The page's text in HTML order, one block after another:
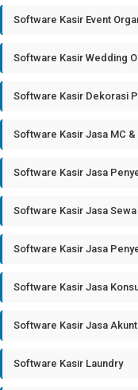
Software Kasir Event
Software Kasir Wedding
Software Kasir Dekorasi
Software Kasir Jasa MC
Software Kasir Jasa
Software Kasir Jasa
Software Kasir Jasa
Software Kasir Jasa
Software Kasir Jasa
Software Kasir Laundry